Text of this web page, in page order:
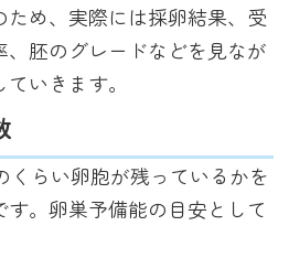
め、実際には採卵結果、受
胚のグレードなどを見なが
いきます。
くらい卵胞が残っているかを
。卵巣予備能の目安として